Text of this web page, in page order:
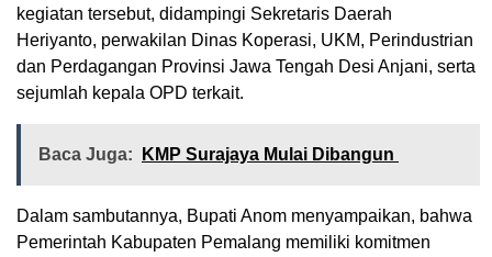
kegiatan tersebut, didampingi Sekretaris Daerah
Heriyanto, perwakilan Dinas Koperasi, UKM, Perindustrian
dan Perdagangan Provinsi Jawa Tengah Desi Anjani, serta
sejumlah kepala OPD terkait.
Baca Juga: KMP Surajaya Mulai Dibangun
Dalam sambutannya, Bupati Anom menyampaikan, bahwa
Pemerintah Kabupaten Pemalang memiliki komitmen